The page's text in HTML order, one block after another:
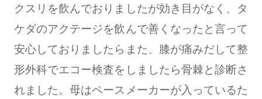
クスリを飲んでおりましたが効き目がなく、タ
ケダのアクテージを飲んで善くなったと言って
安心しておりましたらまた、膝が痛みだして整
形外科でエコー検査をしましたら骨棘と診断さ
れました。母はペースメーカーが入っているた